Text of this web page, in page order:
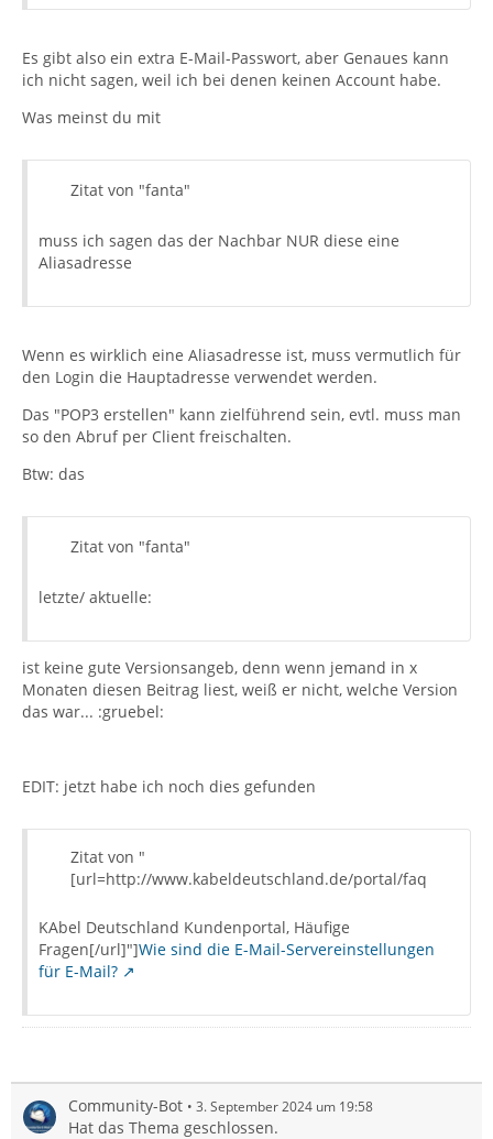
Es gibt also ein extra E-Mail-Passwort, aber Genaues kann
ich nicht sagen, weil ich bei denen keinen Account habe.
Was meinst du mit
Zitat von "fanta"
muss ich sagen das der Nachbar NUR diese eine
Aliasadresse
Wenn es wirklich eine Aliasadresse ist, muss vermutlich für
den Login die Hauptadresse verwendet werden.
Das "POP3 erstellen" kann zielführend sein, evtl. muss man
so den Abruf per Client freischalten.
Btw: das
Zitat von "fanta"
letzte/ aktuelle:
ist keine gute Versionsangeb, denn wenn jemand in x
Monaten diesen Beitrag liest, weiß er nicht, welche Version
das war... :gruebel:
EDIT: jetzt habe ich noch dies gefunden
Zitat von "
[url=http://www.kabeldeutschland.de/portal/faq
KAbel Deutschland Kundenportal, Häufige
Fragen[/url]"]Wie sind die E-Mail-Servereinstellungen
für E-Mail?
Community-Bot 3. September 2024 um 19:58
Hat das Thema geschlossen.